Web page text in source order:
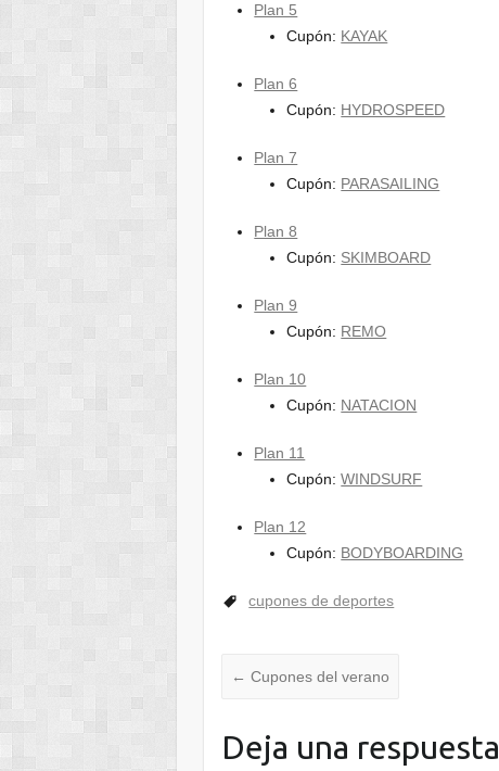
Plan 5
Cupón: KAYAK
Plan 6
Cupón: HYDROSPEED
Plan 7
Cupón: PARASAILING
Plan 8
Cupón: SKIMBOARD
Plan 9
Cupón: REMO
Plan 10
Cupón: NATACION
Plan 11
Cupón:WINDSURF
Plan 12
Cupón: BODYBOARDING
cupones de deportes
← Cupones del verano
Deja una respuesta